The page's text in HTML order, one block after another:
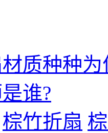
质种种
谁?
棕竹折扇